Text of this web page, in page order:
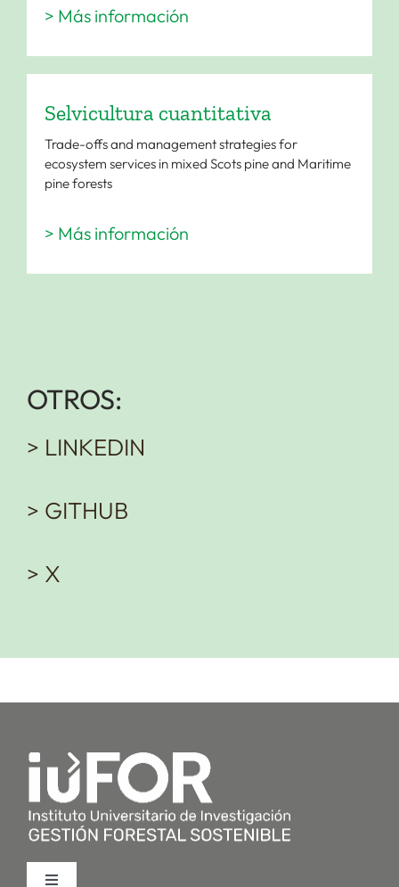
> Más información
Selvicultura cuantitativa
Trade-offs and management strategies for
ecosystem services in mixed Scots pine and Maritime
pine forests
> Más información
OTROS:
> LINKEDIN
> GITHUB
> X